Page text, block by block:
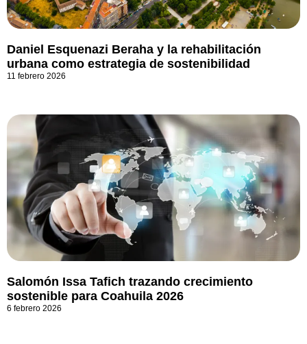
Daniel Esquenazi Beraha y la rehabilitación
urbana como estrategia de sostenibilidad
11 febrero 2026
Salomón Issa Tafich trazando crecimiento
sostenible para Coahuila 2026
6 febrero 2026